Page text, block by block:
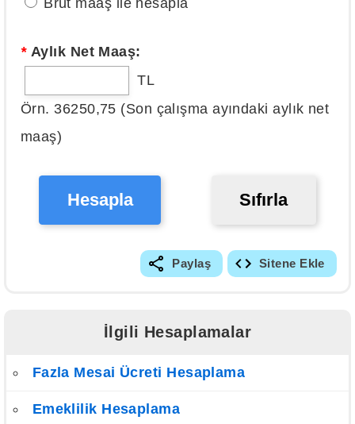
*Aylık Net Maaş:
TL
Örn. 36250,75 (Son çalışma ayındaki aylık net
maaş)
Hesapla Sıfırla
Paylaş Sitene Ekle
İlgili Hesaplamalar
Fazla Mesai Ücreti Hesaplama
Emeklilik Hesaplama